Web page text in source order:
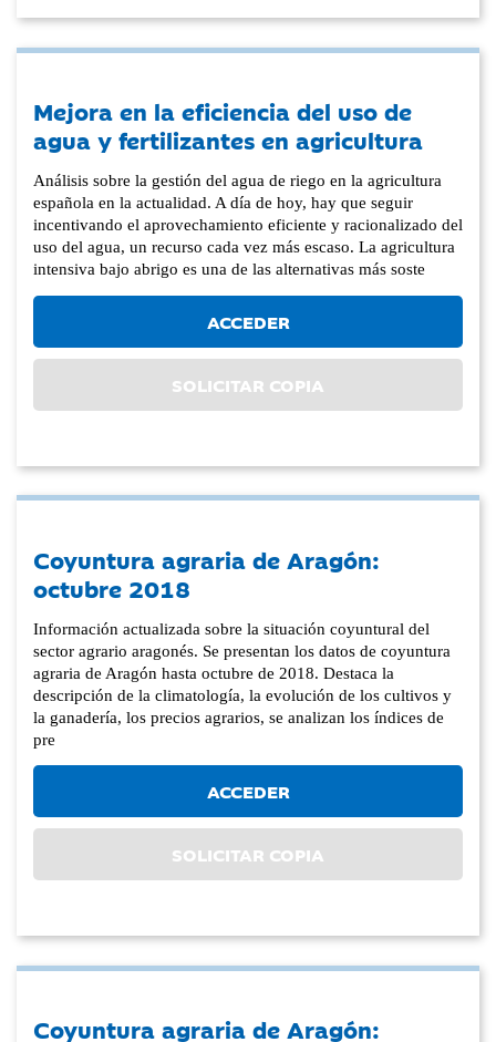
Mejora en la eficiencia del uso de
agua y fertilizantes en agricultura
Análisis sobre la gestión del agua de riego en la agricultura
española en la actualidad. A día de hoy, hay que seguir
incentivando el aprovechamiento eficiente y racionalizado del
uso del agua, un recurso cada vez más escaso. La agricultura
intensiva bajo abrigo es una de las alternativas más soste
ACCEDER
SOLICITAR COPIA
Coyuntura agraria de Aragón:
octubre 2018
Información actualizada sobre la situación coyuntural del
sector agrario aragonés. Se presentan los datos de coyuntura
agraria de Aragón hasta octubre de 2018. Destaca la
descripción de la climatología, la evolución de los cultivos y
la ganadería, los precios agrarios, se analizan los índices de
pre
ACCEDER
SOLICITAR COPIA
Coyuntura agraria de Aragón: